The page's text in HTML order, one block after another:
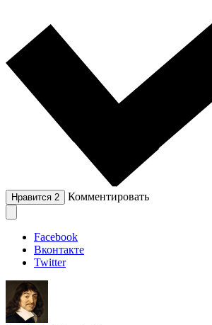
Нравится 2 Комментировать
Facebook
Вконтакте
Twitter